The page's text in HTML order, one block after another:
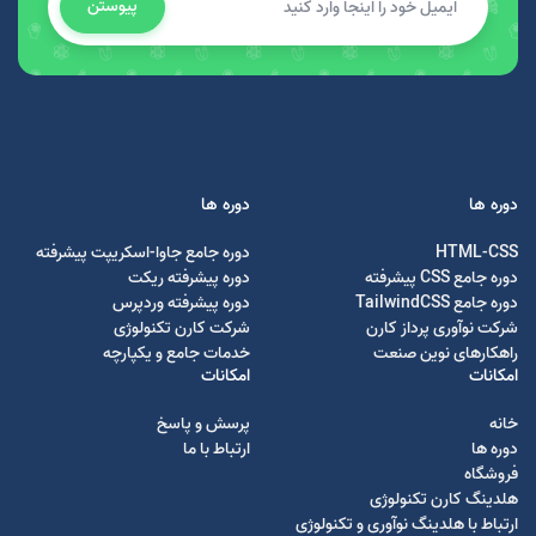
پیوستن
دوره ها
HTML-CSS
دوره جامع CSS پیشرفته
دوره جامع TailwindCSS
شرکت نوآوری پرداز کارن
راهکارهای نوین صنعت
دوره ها
دوره جامع جاوا-اسکریپت پیشرفته
دوره پیشرفته ریکت
دوره پیشرفته وردپرس
شرکت کارن تکنولوژی
خدمات جامع و یکپارچه
امکانات
خانه
دوره ها
فروشگاه
هلدینگ کارن تکنولوژی
ارتباط با هلدینگ نوآوری و تکنولوژی
امکانات
پرسش و پاسخ
ارتباط با ما